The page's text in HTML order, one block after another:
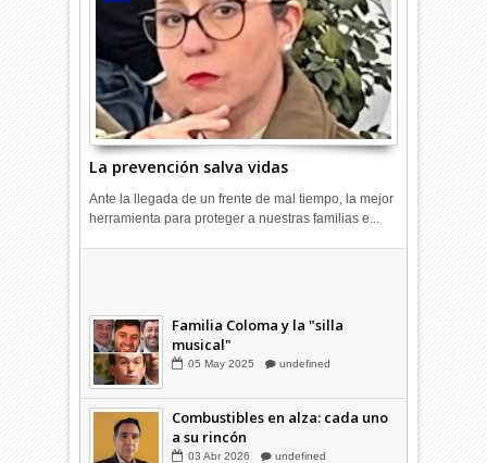
La prevención salva vidas
Ante la llegada de un frente de mal tiempo, la mejor
herramienta para proteger a nuestras familias e...
Familia Coloma y la "silla
05 May 2025 undefined
Combustibles en alza: cada uno